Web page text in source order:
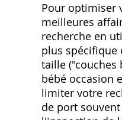
Pour optimiser
meilleures
recherche en
plus spécifique
taille ("couches
bébé occasion
limiter votre
de port